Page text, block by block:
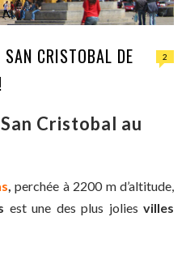
CRISTOBAL DE
2
Cristobal au
perchée à 2200 m d’altitude,
est une des plus jolies villes